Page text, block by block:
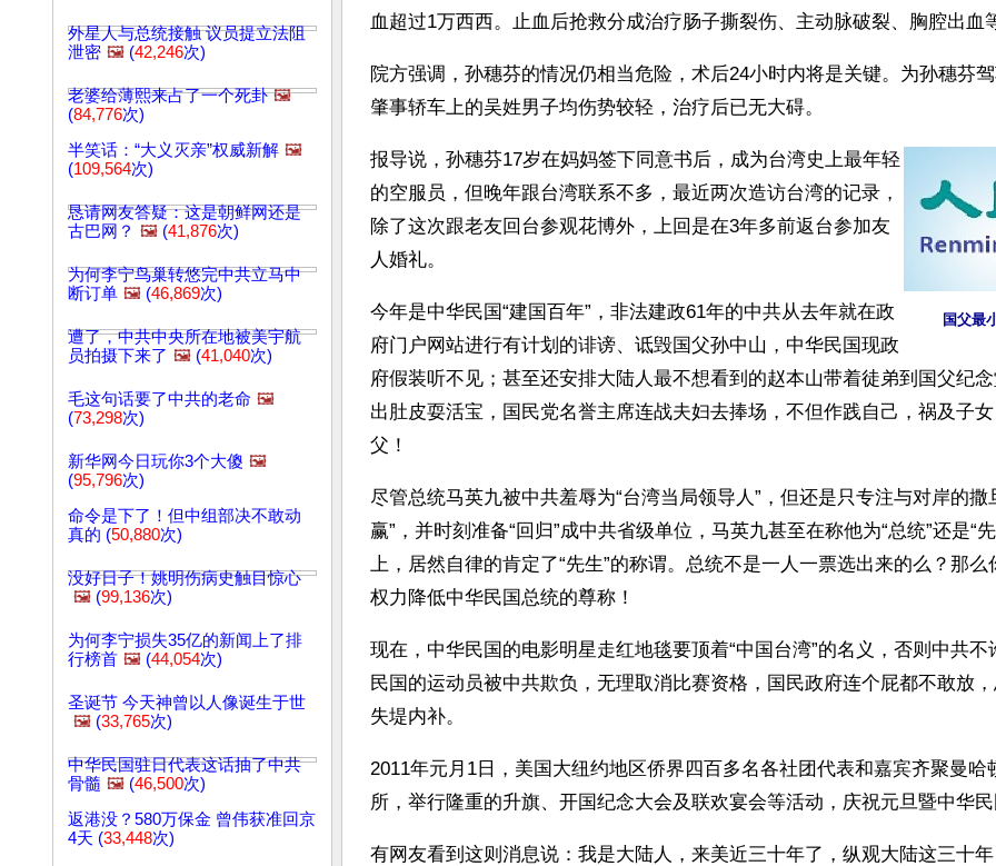
外星人与总统接触 议员提立法阻
泄密 🖼️ (42,246次)
老婆给薄熙来占了一个死卦 🖼️
(84,776次)
半笑话：“大义灭亲”权威新解 🖼️
(109,564次)
恳请网友答疑：这是朝鲜网还是
古巴网？ 🖼️ (41,876次)
为何李宁鸟巢转悠完中共立马中
断订单 🖼️ (46,869次)
遭了，中共中央所在地被美宇航
员拍摄下来了 🖼️ (41,040次)
毛这句话要了中共的老命 🖼️
(73,298次)
新华网今日玩你3个大傻 🖼️
(95,796次)
命令是下了！但中组部决不敢动
真的 (50,880次)
没好日子！姚明伤病史触目惊心
🖼️ (99,136次)
为何李宁损失35亿的新闻上了排
行榜首 🖼️ (44,054次)
圣诞节 今天神曾以人像诞生于世
🖼️ (33,765次)
中华民国驻日代表这话抽了中共
骨髓 🖼️ (46,500次)
返港没？580万保金 曾伟获准回京
4天 (33,448次)
血超过1万西西。止血后抢救分成治疗肠子撕裂伤、主动脉破裂、胸腔出血
院方强调，孙穗芬的情况仍相当危险，术后24小时内将是关键。为孙穗芬
肇事轿车上的吴姓男子均伤势较轻，治疗后已无大碍。
国父最
报导说，孙穗芬17岁在妈妈签下同意书后，成为台湾史上最年轻
的空服员，但晚年跟台湾联系不多，最近两次造访台湾的记录，
除了这次跟老友回台参观花博外，上回是在3年多前返台参加友
人婚礼。
今年是中华民国“建国百年”，非法建政61年的中共从去年就在政
府门户网站进行有计划的诽谤、诋毁国父孙中山，中华民国现政
府假装听不见；甚至还安排大陆人最不想看到的赵本山带着徒弟到国父纪
出肚皮耍活宝，国民党名誉主席连战夫妇去捧场，不但作践自己，祸及子
父！
尽管总统马英九被中共羞辱为“台湾当局领导人”，但还是只专注与对岸的撒
赢”，并时刻准备“回归”成中共省级单位，马英九甚至在称他为“总统”还是“
上，居然自律的肯定了“先生”的称谓。总统不是一人一票选出来的么？那么
权力降低中华民国总统的尊称！
现在，中华民国的电影明星走红地毯要顶着“中国台湾”的名义，否则中共不
民国的运动员被中共欺负，无理取消比赛资格，国民政府连个屁都不敢放
失堤内补。
2011年元月1日，美国大纽约地区侨界四百多名各社团代表和嘉宾齐聚曼哈
所，举行隆重的升旗、开国纪念大会及联欢宴会等活动，庆祝元旦暨中华
有网友看到这则消息说：我是大陆人，来美近三十年了，纵观大陆这三十